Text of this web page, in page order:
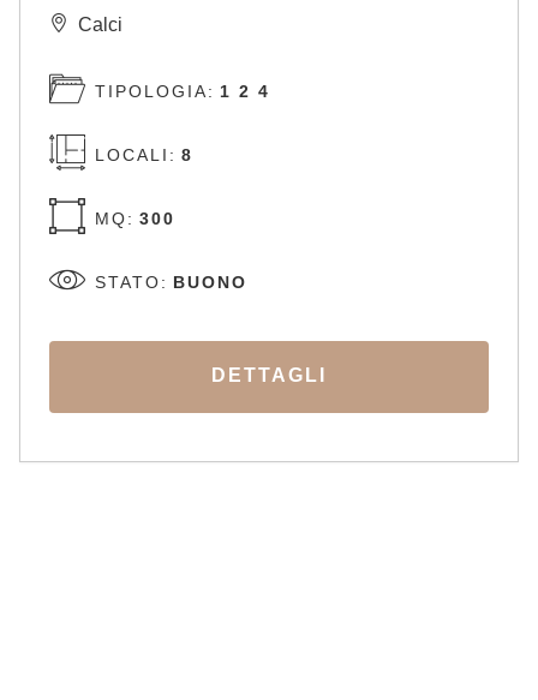
Calci
TIPOLOGIA: 1 2 4
LOCALI: 8
MQ: 300
STATO: BUONO
DETTAGLI